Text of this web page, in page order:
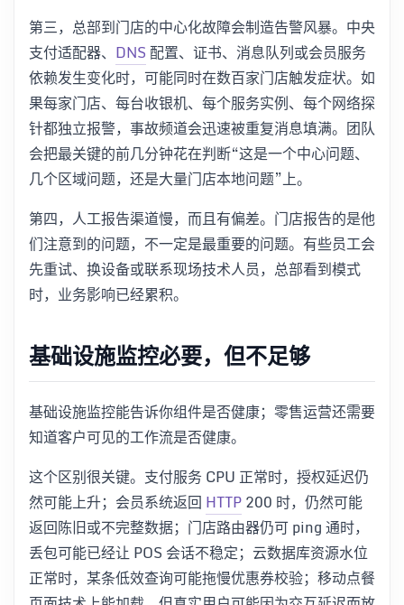
第三，总部到门店的中心化故障会制造告警风暴。中央
支付适配器、 DNS 配置、证书、消息队列或会员服务
依赖发生变化时，可能同时在数百家门店触发症状。如
果每家门店、每台收银机、每个服务实例、每个网络探
针都独立报警，事故频道会迅速被重复消息填满。团队
会把最关键的前几分钟花在判断“这是一个中心问题、
几个区域问题，还是大量门店本地问题”上。
第四，人工报告渠道慢，而且有偏差。门店报告的是他
们注意到的问题，不一定是最重要的问题。有些员工会
先重试、换设备或联系现场技术人员，总部看到模式
时，业务影响已经累积。
基础设施监控必要，但不足够
基础设施监控能告诉你组件是否健康；零售运营还需要
知道客户可见的工作流是否健康。
这个区别很关键。支付服务 CPU 正常时，授权延迟仍
然可能上升；会员系统返回 HTTP200 时，仍然可能
返回陈旧或不完整数据；门店路由器仍可 ping 通时，
丢包可能已经让 POS 会话不稳定；云数据库资源水位
正常时，某条低效查询可能拖慢优惠券校验；移动点餐